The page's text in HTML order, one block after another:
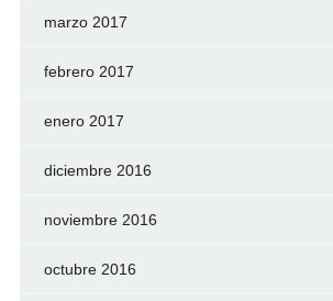
marzo 2017
febrero 2017
enero 2017
diciembre 2016
noviembre 2016
octubre 2016